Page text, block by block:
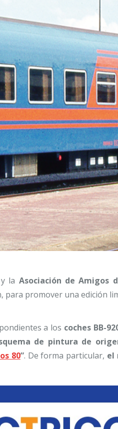
la Asociación de Amigos
promover una edición
a los coches BB-
de pintura de
80”. De forma particular, el